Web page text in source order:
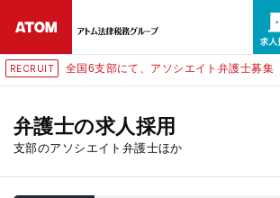
RECRUIT 全国6支部にて、アソシエイト弁護士募集
弁護士の求人採用
支部のアソシエイト弁護士ほか
24時間365日全国対応
無料相談窓口はこちら